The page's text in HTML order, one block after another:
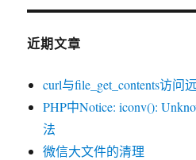
近期文章
curl与file_get_contents访问
PHP中Notice: iconv():
法
微信大文件的清理